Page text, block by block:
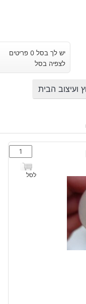
יש לך בסל 0 פריטים
לצפיה בסל
ועיצוב הבית
כמות
של
כדור
לסל